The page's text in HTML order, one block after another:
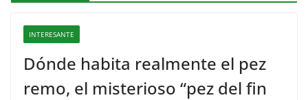
INTERESANTE
Dónde habita realmente el pez
remo, el misterioso “pez del fin